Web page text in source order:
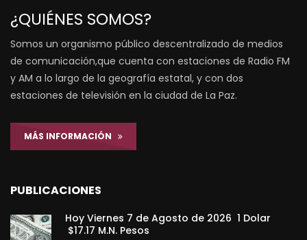
¿QUIÉNES SOMOS?
Somos un organismo público descentralizado de medios
de comunicación,que cuenta con estaciones de Radio FM
y AM a lo largo de la geografía estatal, y con dos
estaciones de televisión en la ciudad de La Paz.
MÁS INFORMACIÓN
PUBLICACIONES
Hoy Viernes 7 de Agosto de 2026 1 Dolar
$17.17 M.N. Pesos